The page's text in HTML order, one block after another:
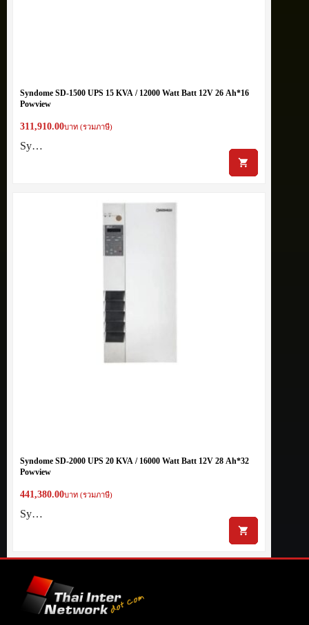
Syndome SD-1500 UPS 15 KVA / 12000 Watt Batt 12V 26 Ah*16
Powview
311,910.00บาท (รวมภาษี)
Sy…
Syndome SD-2000 UPS 20 KVA / 16000 Watt Batt 12V 28 Ah*32
Powview
441,380.00บาท (รวมภาษี)
Sy…